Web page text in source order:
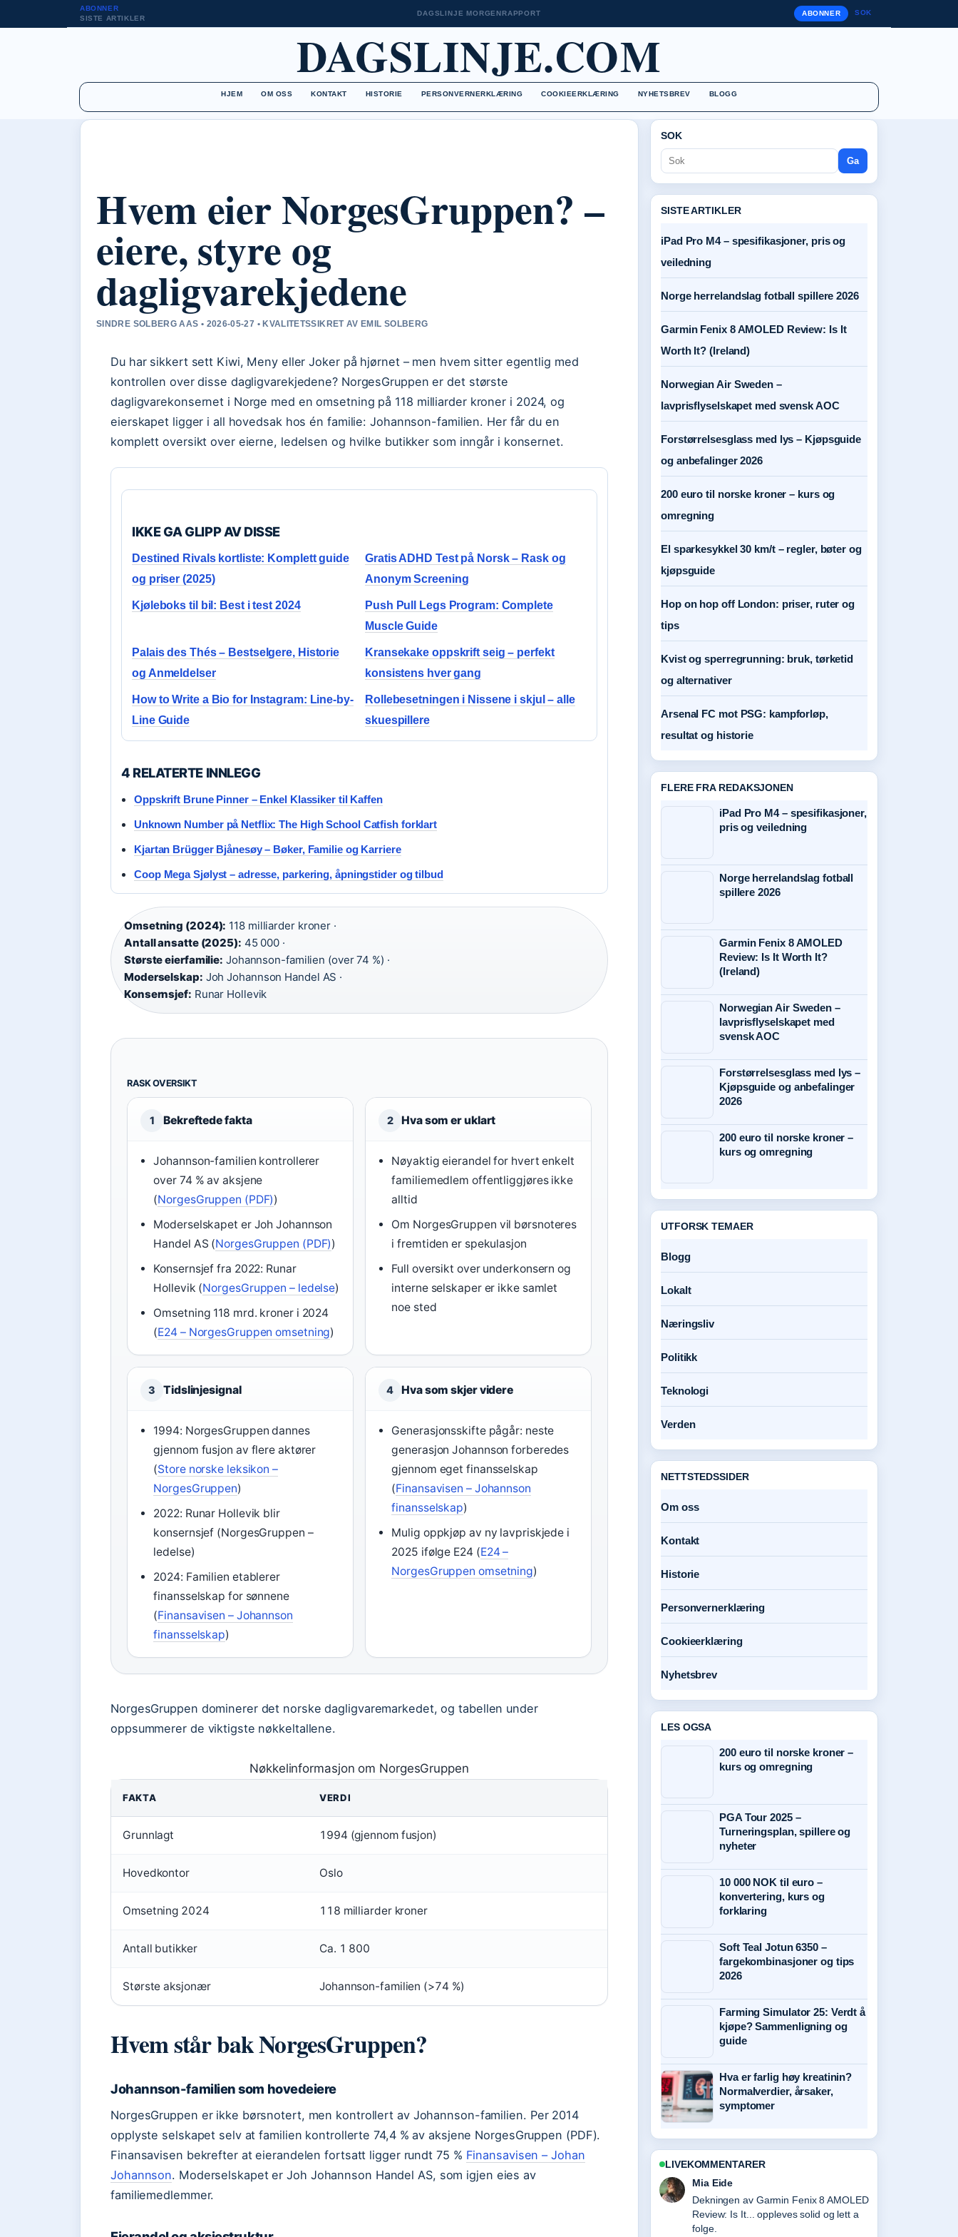
ABONNER
SISTE ARTIKLER
DAGSLINJE MORGENRAPPORT ABONNER SOK
DAGSLINJE.COM
HJEM OM OSS KONTAKT HISTORIE PERSONVERNERKLÆRING COOKIEERKLÆRING NYHETSBREV BLOGG
Hvem eier NorgesGruppen? –
eiere, styre og
dagligvarekjedene
SINDRE SOLBERG AAS • 2026-05-27 • KVALITETSSIKRET AV EMIL SOLBERG
Du har sikkert sett Kiwi, Meny eller Joker på hjørnet – men hvem sitter egentlig med
kontrollen over disse dagligvarekjedene? NorgesGruppen er det største
dagligvarekonsernet i Norge med en omsetning på 118 milliarder kroner i 2024, og
eierskapet ligger i all hovedsak hos én familie: Johannson-familien. Her får du en
komplett oversikt over eierne, ledelsen og hvilke butikker som inngår i konsernet.
IKKE GA GLIPP AV DISSE
Destined Rivals kortliste: Komplett guide
og priser (2025)
Gratis ADHD Test på Norsk – Rask og
Anonym Screening
Kjøleboks til bil: Best i test 2024
Push Pull Legs Program: Complete
Muscle Guide
Palais des Thés – Bestselgere, Historie
og Anmeldelser
Kransekake oppskrift seig – perfekt
konsistens hver gang
How to Write a Bio for Instagram: Line-by-
Line Guide
Rollebesetningen i Nissene i skjul – alle
skuespillere
4 RELATERTE INNLEGG
Oppskrift Brune Pinner – Enkel Klassiker til Kaffen
Unknown Number på Netflix: The High School Catfish forklart
Kjartan Brügger Bjånesøy – Bøker, Familie og Karriere
Coop Mega Sjølyst – adresse, parkering, åpningstider og tilbud
Omsetning (2024): 118 milliarder kroner ·
Antall ansatte (2025): 45 000 ·
Største eierfamilie: Johannson-familien (over 74 %) ·
Moderselskap: Joh Johannson Handel AS ·
Konsernsjef: Runar Hollevik
RASK OVERSIKT
1 Bekreftede fakta
Johannson-familien kontrollerer
over 74 % av aksjene
(NorgesGruppen (PDF))
Moderselskapet er Joh Johannson
Handel AS (NorgesGruppen (PDF))
Konsernsjef fra 2022: Runar
Hollevik (NorgesGruppen – ledelse)
Omsetning 118 mrd. kroner i 2024
(E24 – NorgesGruppen omsetning)
2 Hva som er uklart
Nøyaktig eierandel for hvert enkelt
familiemedlem offentliggjøres ikke
alltid
Om NorgesGruppen vil børsnoteres
i fremtiden er spekulasjon
Full oversikt over underkonsern og
interne selskaper er ikke samlet
noe sted
3 Tidslinjesignal
1994: NorgesGruppen dannes
gjennom fusjon av flere aktører
(Store norske leksikon –
NorgesGruppen)
2022: Runar Hollevik blir
konsernsjef (NorgesGruppen –
ledelse)
2024: Familien etablerer
finansselskap for sønnene
(Finansavisen – Johannson
finansselskap)
4 Hva som skjer videre
Generasjonsskifte pågår: neste
generasjon Johannson forberedes
gjennom eget finansselskap
(Finansavisen – Johannson
finansselskap)
Mulig oppkjøp av ny lavpriskjede i
2025 ifølge E24 (E24 –
NorgesGruppen omsetning)
NorgesGruppen dominerer det norske dagligvaremarkedet, og tabellen under
oppsummerer de viktigste nøkkeltallene.
Nøkkelinformasjon om NorgesGruppen
FAKTA VERDI
Grunnlagt 1994 (gjennom fusjon)
Hovedkontor Oslo
Omsetning 2024 118 milliarder kroner
Antall butikker Ca. 1 800
Største aksjonær Johannson-familien (>74 %)
Hvem står bak NorgesGruppen?
Johannson-familien som hovedeiere
NorgesGruppen er ikke børsnotert, men kontrollert av Johannson-familien. Per 2014
opplyste selskapet selv at familien kontrollerte 74,4 % av aksjene NorgesGruppen (PDF).
Finansavisen bekrefter at eierandelen fortsatt ligger rundt 75 % Finansavisen – Johan
Johannson. Moderselskapet er Joh Johannson Handel AS, som igjen eies av
familiemedlemmer.
SOK
Ga
SISTE ARTIKLER
iPad Pro M4 – spesifikasjoner, pris og
veiledning
Norge herrelandslag fotball spillere 2026
Garmin Fenix 8 AMOLED Review: Is It
Worth It? (Ireland)
Norwegian Air Sweden –
lavprisflyselskapet med svensk AOC
Forstørrelsesglass med lys – Kjøpsguide
og anbefalinger 2026
200 euro til norske kroner – kurs og
omregning
El sparkesykkel 30 km/t – regler, bøter og
kjøpsguide
Hop on hop off London: priser, ruter og
tips
Kvist og sperregrunning: bruk, tørketid
og alternativer
Arsenal FC mot PSG: kampforløp,
resultat og historie
FLERE FRA REDAKSJONEN
iPad Pro M4 – spesifikasjoner,
pris og veiledning
Norge herrelandslag fotball
spillere 2026
Garmin Fenix 8 AMOLED
Review: Is It Worth It?
(Ireland)
Norwegian Air Sweden –
lavprisflyselskapet med
svensk AOC
Forstørrelsesglass med lys –
Kjøpsguide og anbefalinger
2026
200 euro til norske kroner –
kurs og omregning
UTFORSK TEMAER
Blogg
Lokalt
Næringsliv
Politikk
Teknologi
Verden
NETTSTEDSSIDER
Om oss
Kontakt
Historie
Personvernerklæring
Cookieerklæring
Nyhetsbrev
LES OGSA
200 euro til norske kroner –
kurs og omregning
PGA Tour 2025 –
Turneringsplan, spillere og
nyheter
10 000 NOK til euro –
konvertering, kurs og
forklaring
Soft Teal Jotun 6350 –
fargekombinasjoner og tips
2026
Farming Simulator 25: Verdt å
kjøpe? Sammenligning og
guide
Hva er farlig høy kreatinin?
Normalverdier, årsaker,
symptomer
LIVEKOMMENTARER
Henrik Solberg
Sterkt verifiseringsarbeid rundt iPad Pro
M4 – spesifikasjoner, pris og.... Flere
medier burde skrive slik.